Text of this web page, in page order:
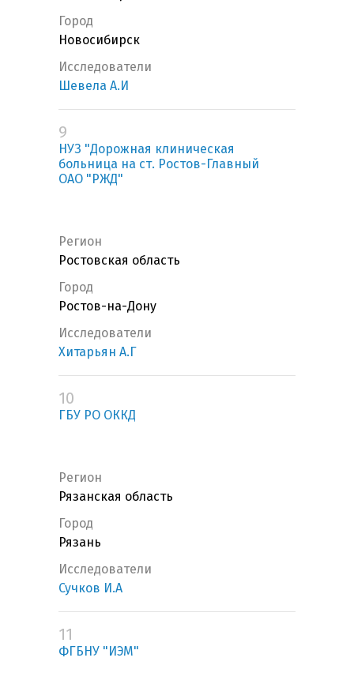
Город
Новосибирск
Исследователи
Шевела А.И
9
НУЗ "Дорожная клиническая
больница на ст. Ростов-Главный
ОАО "РЖД"
Регион
Ростовская область
Город
Ростов-на-Дону
Исследователи
Хитарьян А.Г
10
ГБУ РО ОККД
Регион
Рязанская область
Город
Рязань
Исследователи
Сучков И.А
11
ФГБНУ "ИЭМ"